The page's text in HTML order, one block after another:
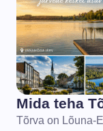
Mida teha
Tõrva on Lõuna-